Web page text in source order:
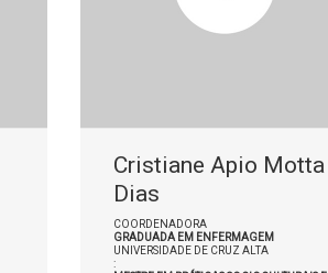
Cristiane Apio Motta
Dias
COORDENADORA
GRADUADA EM ENFERMAGEM
UNIVERSIDADE DE CRUZ ALTA
: